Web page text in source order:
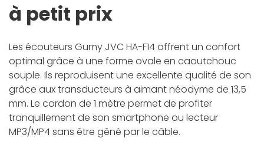
à petit prix
Les écouteurs Gumy JVC HA-F14 offrent un confort
optimal grâce à une forme ovale en caoutchouc
souple. Ils reproduisent une excellente qualité de son
grâce aux transducteurs à aimant néodyme de 13,5
mm. Le cordon de 1 mètre permet de profiter
tranquillement de son smartphone ou lecteur
MP3/MP4 sans être gêné par le câble.